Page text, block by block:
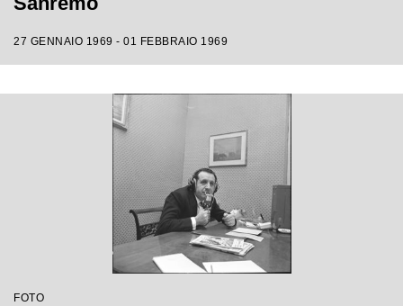
27 GENNAIO 1969 - 01 FEBBRAIO 1969
FOTO